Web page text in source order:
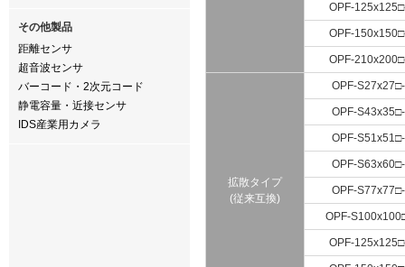
その他製品
距離センサ
超音波センサ
バーコード・2次元コード
静電容量・近接センサ
IDS産業用カメラ
OPF-
OPF-
OPF-
拡散タイプ
(従来互換)
OPF-
OPF-
OPF-
OPF-
OPF-
OPF-
OPF-